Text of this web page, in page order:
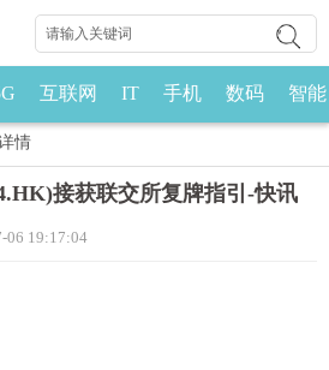
互联网 IT 手机 数码 智能
情
接获联交所复牌指引-快讯
19:17:04